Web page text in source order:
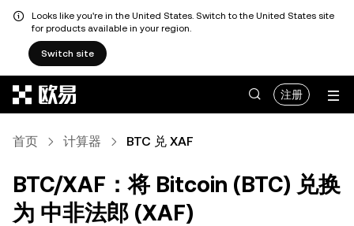
Looks like you're in the United States. Switch to the United States site
for products available in your region.
Switch site
注册
首页 计算器 BTC 兑 XAF
BTC/XAF：将 Bitcoin (BTC) 兑换
为 中非法郎 (XAF)